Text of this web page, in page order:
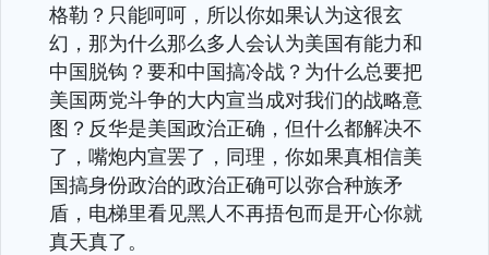
格勒？只能呵呵，所以你如果认为这很玄
幻，那为什么那么多人会认为美国有能力和
中国脱钩？要和中国搞冷战？为什么总要把
美国两党斗争的大内宣当成对我们的战略意
图？反华是美国政治正确，但什么都解决不
了，嘴炮内宣罢了，同理，你如果真相信美
国搞身份政治的政治正确可以弥合种族矛
盾，电梯里看见黑人不再捂包而是开心你就
真天真了。